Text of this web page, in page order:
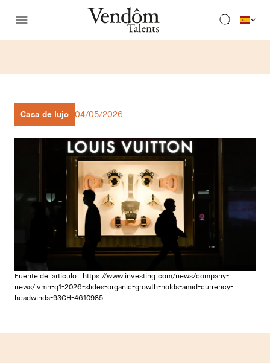
Casa de lujo 04/05/2026
Fuente del articulo : https://www.investing.com/news/company-
news/lvmh-q1-2026-slides-organic-growth-holds-amid-currency-
headwinds-93CH-4610985